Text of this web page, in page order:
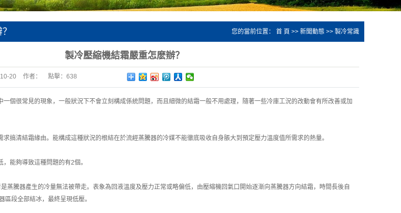
您的當前位置： 首 頁 >> 新聞動態 >> 製冷常識
製冷壓縮機結霜嚴重怎麽辦？
20 作者： 點擊： 638
一個很常見的現象，一般狀況下不會立刻構成係統問題，而且細微的結霜一般不用處理，隨著一些冷庫工況的改動會有所改善或加
清結霜緣由。能構成這種狀況的根結在於流經蒸騰器的冷媒不能徹底吸收自身脹大到預定壓力溫度值所需求的熱量。
能夠導致這種問題的有2個。
騰器產生的冷量無法被帶走。表象為回液溫度及壓力正常或略偏低，由壓縮機回氣口開始逐漸向蒸騰器方向結霜，時間長後自
區段全部結冰，最終呈現低壓。